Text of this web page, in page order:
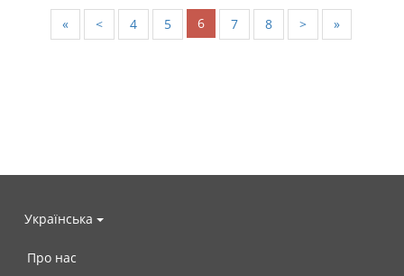
« < 4 5 6 7 8 > »
Українська
Про нас